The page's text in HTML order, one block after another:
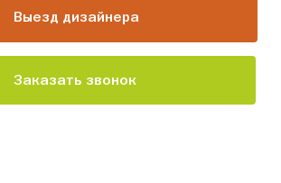
Выезд дизайнера
Заказать звонок